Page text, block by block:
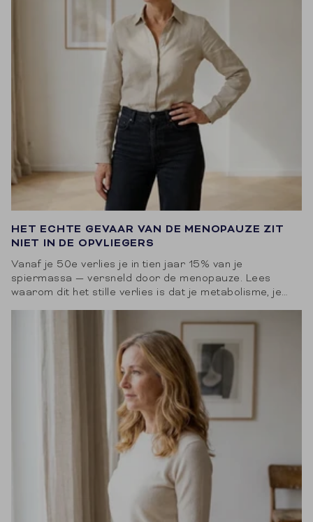
HET ECHTE GEVAAR VAN DE MENOPAUZE ZIT
NIET IN DE OPVLIEGERS
Vanaf je 50e verlies je in tien jaar 15% van je
spiermassa — versneld door de menopauze. Lees
waarom dit het stille verlies is dat je metabolisme, je